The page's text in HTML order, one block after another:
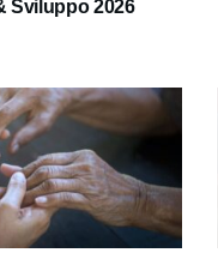
Sviluppo 2026